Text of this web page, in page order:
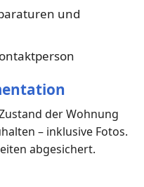
und
der Wohnung
– inklusive Fotos.
abgesichert.